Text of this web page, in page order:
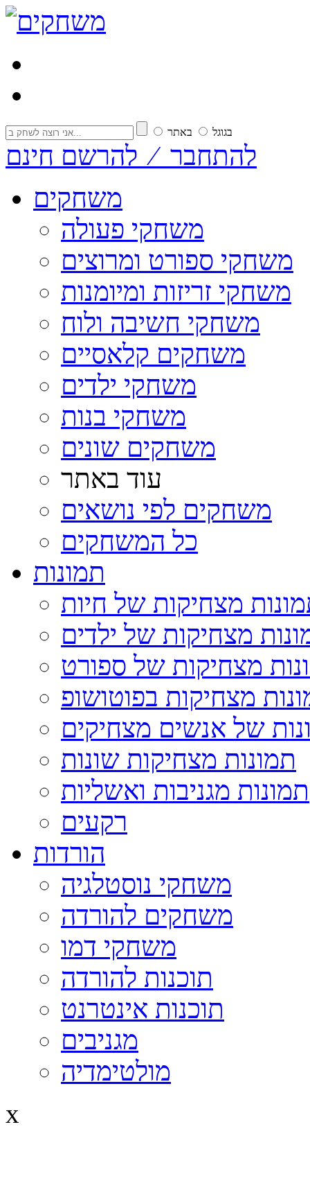
בגוגל באתר
להתחבר ⁄ להרשם חינם
משחקים
משחקי פעולה
משחקי ספורט ומרוצים
משחקי זריזות ומיומנות
משחקי חשיבה ולוח
משחקים קלאסיים
משחקי ילדים
משחקי בנות
משחקים שונים
עוד באתר
משחקים לפי נושאים
כל המשחקים
תמונות
מצחיקות של חיות
מצחיקות של ילדים
מצחיקות של ספורט
מצחיקות בפוטושופ
של אנשים מצחיקים
תמונות מצחיקות שונות
תמונות מגניבות ואשליות
רקעים
הורדות
משחקי נוסטלגיה
משחקים להורדה
משחקי דמו
תוכנות להורדה
תוכנות אינטרנט
מגניבים
מולטימדיה
x